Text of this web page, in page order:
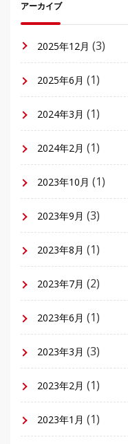
アーカイブ
2025年12月 (3)
2025年6月 (1)
2024年3月 (1)
2024年2月 (1)
2023年10月 (1)
2023年9月 (3)
2023年8月 (1)
2023年7月 (2)
2023年6月 (1)
2023年3月 (3)
2023年2月 (1)
2023年1月 (1)